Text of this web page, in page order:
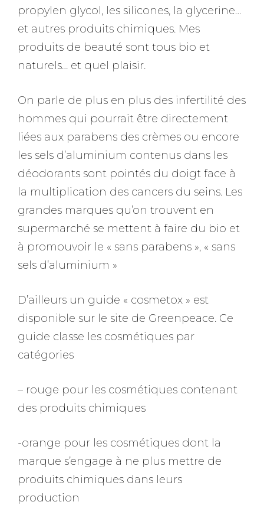
propylen glycol, les silicones, la glycerine…
et autres produits chimiques. Mes
produits de beauté sont tous bio et
naturels… et quel plaisir.
On parle de plus en plus des infertilité des
hommes qui pourrait être directement
liées aux parabens des crèmes ou encore
les sels d’aluminium contenus dans les
déodorants sont pointés du doigt face à
la multiplication des cancers du seins. Les
grandes marques qu’on trouvent en
supermarché se mettent à faire du bio et
à promouvoir le « sans parabens », « sans
sels d’aluminium »
D’ailleurs un guide « cosmetox » est
disponible sur le site de Greenpeace. Ce
guide classe les cosmétiques par
catégories
– rouge pour les cosmétiques contenant
des produits chimiques
-orange pour les cosmétiques dont la
marque s’engage à ne plus mettre de
produits chimiques dans leurs
production